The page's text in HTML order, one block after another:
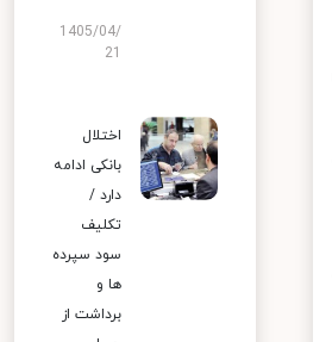
1405/04/
اختلال
بانکی ادامه
دارد /
تکلیف
سود سپرده
ها و
برداشت از